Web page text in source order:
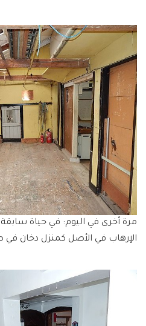
مرة أخرى في اليوم: في حياة
الإرهاب في الأصل كمنزل دخان في